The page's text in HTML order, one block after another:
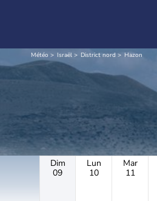
Météo Israël District nord Hazon
Dim
09
Lun
10
Mar
11